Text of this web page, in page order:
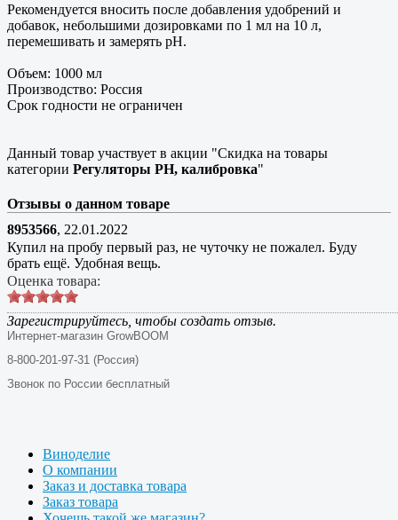
Рекомендуется вносить после добавления удобрений и
добавок, небольшими дозировками по 1 мл на 10 л,
перемешивать и замерять pH.
Объем: 1000 мл
Производство: Россия
Срок годности не ограничен
Данный товар участвует в акции "Скидка на товары
категории Регуляторы PH, калибровка"
Отзывы о данном товаре
8953566, 22.01.2022
Купил на пробу первый раз, не чуточку не пожалел. Буду
брать ещё. Удобная вещь.
Оценка товара:
Зарегистрируйтесь, чтобы создать отзыв.
Интернет-магазин GrowBOOM
8-800-201-97-31 (Россия)
Звонок по России бесплатный
Виноделие
О компании
Заказ и доставка товара
Заказ товара